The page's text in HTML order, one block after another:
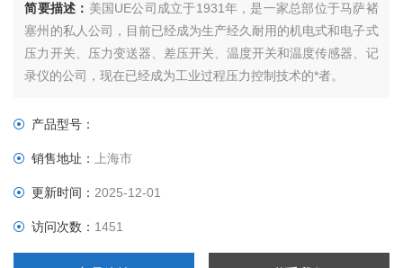
简要描述： 美国UE公司成立于1931年，是一家总部位于马萨褚
塞州的私人公司，目前已经成为生产经久耐用的机电式和电子式
压力开关、压力变送器、差压开关、温度开关和温度传感器、记
录仪的公司，现在已经成为工业过程压力控制技术的*者。
产品型号：
销售地址：上海市
更新时间：2025-12-01
访问次数： 1451